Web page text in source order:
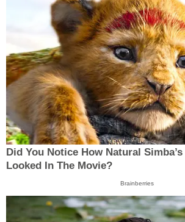
Did You Notice How Natural
Looked In The Movie?
Brainberries